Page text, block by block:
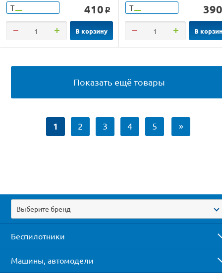
Т 410 o
В корзину
Т 390
В
Показать ещё товары
1 2 3 4 5 »
Выберите бренд
Беспилотники
Машины, автомодели